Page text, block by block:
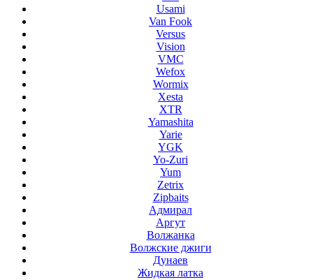
Usami
Van Fook
Versus
Vision
VMC
Wefox
Wormix
Xesta
XTR
Yamashita
Yarie
YGK
Yo-Zuri
Yum
Zetrix
Zipbaits
Адмирал
Аргут
Волжанка
Волжские джиги
Дунаев
Жидкая латка